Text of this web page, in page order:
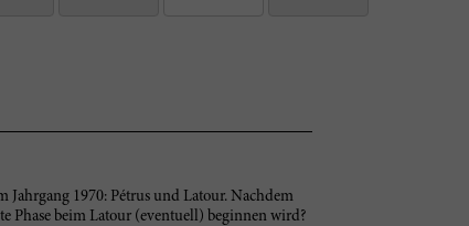
Jahrgang 1970: Pétrus und Latour. Nachdem
Phase beim Latour (eventuell) beginnen wird?